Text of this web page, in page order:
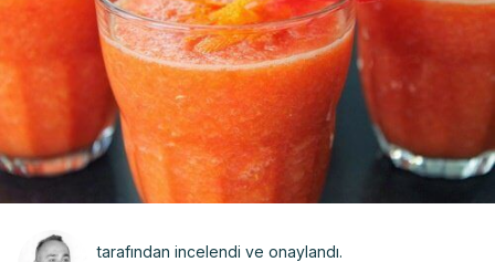
tarafından incelendi ve onaylandı.